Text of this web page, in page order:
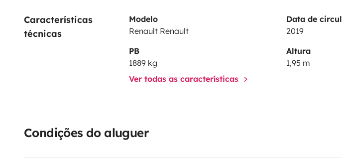
• glacière électrique
• jerrican
Características
técnicas
Modelo
Renault Renault
Data de
2019
PB
1889 kg
Altura
1,95 m
Ver todas as características
Condições do aluguer